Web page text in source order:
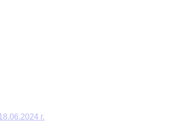
г.